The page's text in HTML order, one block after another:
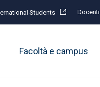
Students Docenti
Facoltà e campus